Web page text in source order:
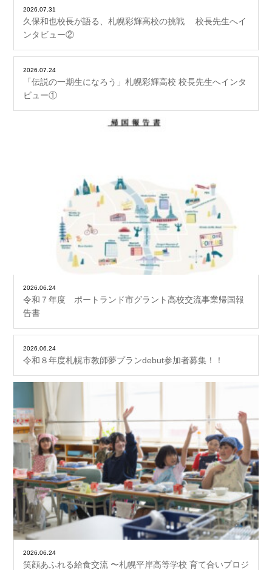
2026.07.31
久保和也校長が語る、札幌彩輝高校の挑戦 校長先生へイ
ンタビュー②
2026.07.24
「伝説の一期生になろう」札幌彩輝高校 校長先生へインタ
ビュー①
2026.06.24
令和７年度 ポートランド市グラント高校交流事業帰国報
告書
2026.06.24
令和８年度札幌市教師夢プランdebut参加者募集！！
2026.06.24
笑顔あふれる給食交流 〜札幌平岸高等学校 育て合いプロジ